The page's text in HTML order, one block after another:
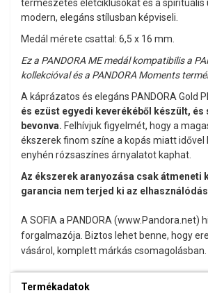
természetes életciklusokat és a
modern, elegáns stílusban képviseli.
Medál mérete csattal: 6,5 x 16 mm.
Ez a PANDORA ME medál kompatibilis a
kollekcióval és a PANDORA Moments
A káprázatos és elegáns PANDORA Gold
és ezüst egyedi keverékéből készült, és
bevonva. Felhívjuk figyelmét, hogy a
ékszerek finom színe a kopás miatt idővel
enyhén rózsaszínes árnyalatot kaphat.
Az ékszerek aranyozása csak átmeneti
garancia nem terjed ki az
A SOFIA a PANDORA (www.Pandora.net)
forgalmazója. Biztos lehet benne, hogy
vásárol, komplett márkás csomagolásban.
Termékadatok